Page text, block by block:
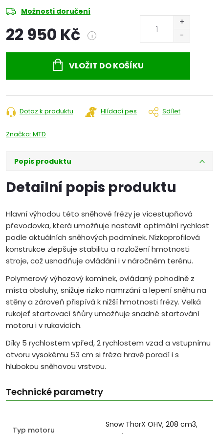
Možnosti doručení
22 950 Kč i
VLOŽIT DO KOŠÍKU
Dotaz k produktu Hlídací pes Sdílet
Značka: MTD
Popis produktu
Detailní popis produktu
Hlavní výhodou této sněhové frézy je vícestupňová
převodovka, která umožňuje nastavit optimální rychlost
podle aktuálních sněhových podmínek. Nízkoprofilová
konstrukce zlepšuje stabilitu a rozložení hmotnosti
stroje, což usnadňuje ovládání i v náročném terénu.
Polymerový výhozový komínek, ovládaný pohodlně z
místa obsluhy, snižuje riziko namrzání a lepení sněhu na
stěny a zároveň přispívá k nižší hmotnosti frézy. Velká
rukojeť startovací šňůry umožňuje snadné startování
motoru i v rukavicích.
Díky 5 rychlostem vpřed, 2 rychlostem vzad a vstupnímu
otvoru vysokému 53 cm si fréza hravě poradí i s
hlubokou sněhovou vrstvou.
Technické parametry
Typ motoru
Snow ThorX OHV, 208 cm3,